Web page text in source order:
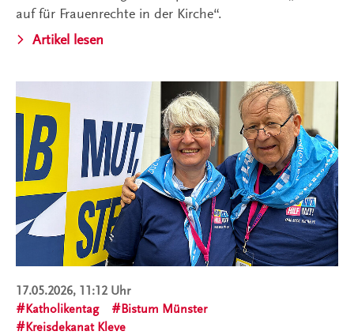
auf für Frauenrechte in der Kirche“.
Artikel lesen
17.05.2026, 11:12 Uhr
Katholikentag
Bistum Münster
Kreisdekanat Kleve